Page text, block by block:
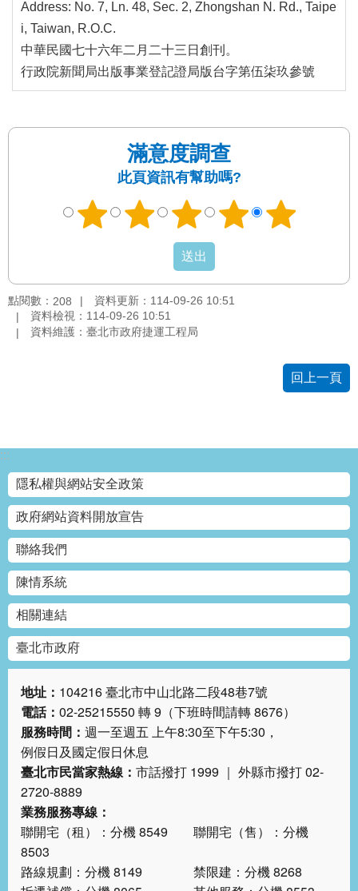
情
系
統
常
臺
北
隱
私
權
與
網
站
安
全
政
策
政
府
網
站
資
料
開
放
宣
告
聯
Address: No. 7, Ln. 48, Sec. 2, Zhongshan N. Rd., Taipe
i, Taiwan, R.O.C.
中華民國七十六年二月二十三日創刊。
行政院新聞局出版事業登記證局版台字第伍柒玖參號
滿意度調查
此頁資訊有幫助嗎?
點閱數： 208
資料更新：114-09-26 10:51
資料檢視：114-09-26 10:51
資料維護：臺北市政府捷運工程局
回上一頁
:::
隱私權與網站安全政策
政府網站資料開放宣告
聯絡我們
陳情系統
相關連結
臺北市政府
地址： 104216 臺北市中山北路二段48巷7號
電話： 02-25215550 轉 9（下班時間請轉 8676）
服務時間： 週一至週五 上午8:30至下午5:30，
例假日及國定假日休息
臺北市民當家熱線： 市話撥打 1999 ｜ 外縣市撥打 02-
2720-8889
業務服務專線：
聯開宅（租）：分機 8549 聯開宅（售）：分機
8503
路線規劃：分機 8149 禁限建：分機 8268